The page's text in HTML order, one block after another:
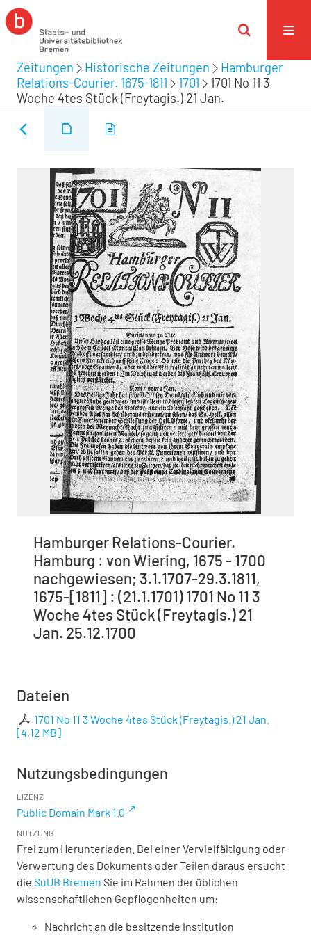
Zeitungen Historische Zeitungen
Hamburger
Relations-Courier. 1675-1811
1701
1701 No 11 3
Woche 4tes Stück (Freytagis.) 21 Jan.
Hamburger Relations-Courier.
Hamburg : von Wiering, 1675 - 1700
nachgewiesen; 3.1.1707-29.3.1811,
1675-[1811] : (21.1.1701) 1701 No 11 3
Woche 4tes Stück (Freytagis.) 21
Jan. 25.12.1700
Dateien
1701 No 11 3 Woche 4tes Stück (Freytagis.) 21 Jan.
[4,12 MB]
Nutzungsbedingungen
LIZENZ
Public Domain Mark 1.0
NUTZUNG
Frei zum Herunterladen. Bei einer Vervielfältigung oder
Verwertung des Dokuments oder Teilen daraus ersucht
die SuUB Bremen Sie im Rahmen der üblichen
wissenschaftlichen Gepflogenheiten um:
Nachricht an die besitzende Institution